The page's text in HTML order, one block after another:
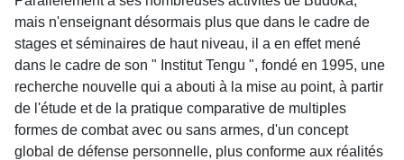
mais n'enseignant désormais plus que dans le cadre de
stages et séminaires de haut niveau, il a en effet mené
dans le cadre de son " Institut Tengu ", fondé en 1995, une
recherche nouvelle qui a abouti à la mise au point, à partir
de l'étude et de la pratique comparative de multiples
formes de combat avec ou sans armes, d'un concept
global de défense personnelle, plus conforme aux réalités